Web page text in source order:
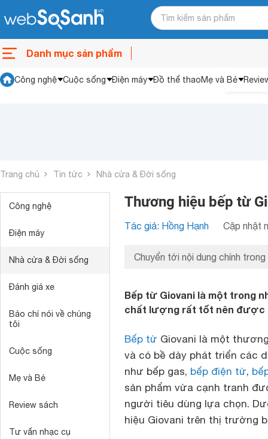
Danh mục sản phẩm
Công nghệ Cuộc sống Điện máy Đồ thể thaoMẹ và Bé
Trang chủ Tin tức Nhà cửa & Đời sống
Công nghệ
Điện máy
Nhà cửa & Đời sống
Đánh giá xe
Báo chí nói về chúng
tôi
Cuộc sống
Mẹ và Bé
Review sách
Tư vấn nhạc cụ
Thương hiệu bếp từ
Tác giả: Hồng Hạnh Cập nhật
Chuyển tới nội dung chính trong
Bếp từ Giovani là một trong
chất lượng rất tốt nên được
Bếp từ Giovani là một
và có bề dày phát triển các
như bếp gas, bếp điện từ,
sản phẩm vừa cạnh tranh
người tiêu dùng lựa chọn.
hiệu Giovani trên thị trường